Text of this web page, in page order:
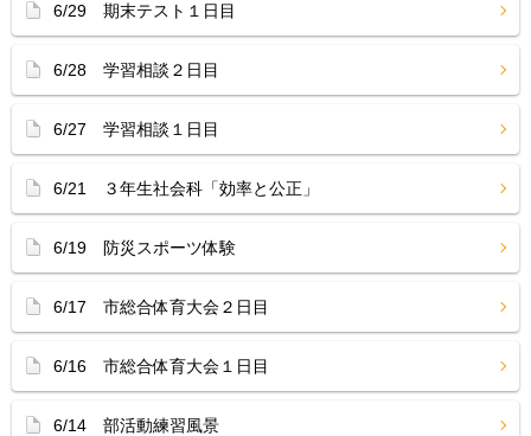
6/29 期末テスト１日目
6/28 学習相談２日目
6/27 学習相談１日目
6/21 ３年生社会科「効率と公正」
6/19 防災スポーツ体験
6/17 市総合体育大会２日目
6/16 市総合体育大会１日目
6/14 部活動練習風景